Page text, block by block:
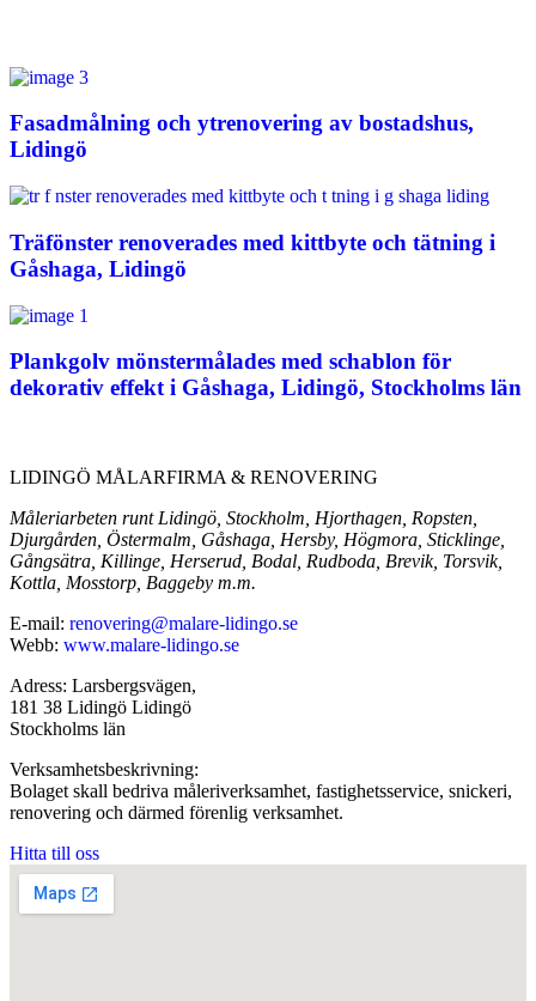
Fasadmålning och ytrenovering av bostadshus,
Lidingö
Träfönster renoverades med kittbyte och tätning i
Gåshaga, Lidingö
Plankgolv mönstermålades med schablon för
dekorativ effekt i Gåshaga, Lidingö, Stockholms län
LIDINGÖ MÅLARFIRMA & RENOVERING
Måleriarbeten runt Lidingö, Stockholm, Hjorthagen, Ropsten,
Djurgården, Östermalm, Gåshaga, Hersby, Högmora, Sticklinge,
Gångsätra, Killinge, Herserud, Bodal, Rudboda, Brevik, Torsvik,
Kottla, Mosstorp, Baggeby m.m.
E-mail: renovering@malare-lidingo.se
Webb: www.malare-lidingo.se
Adress: Larsbergsvägen,
181 38 Lidingö Lidingö
Stockholms län
Verksamhetsbeskrivning:
Bolaget skall bedriva måleriverksamhet, fastighetsservice, snickeri,
renovering och därmed förenlig verksamhet.
Hitta till oss